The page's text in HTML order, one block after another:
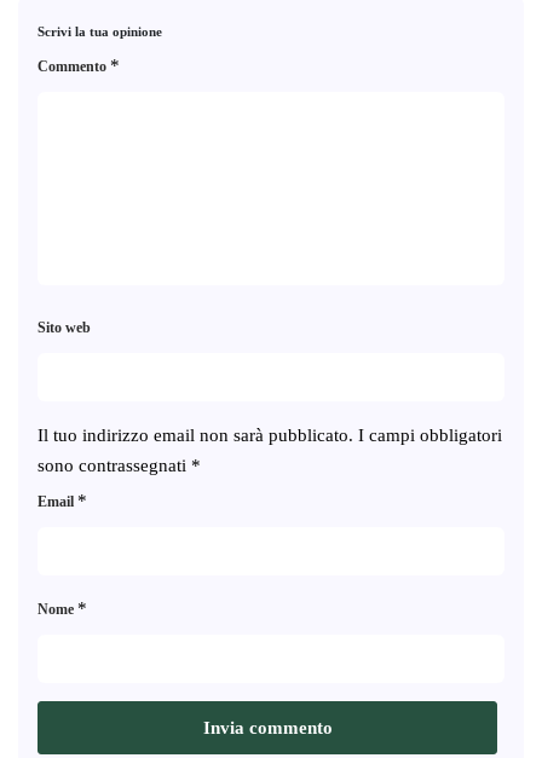
Scrivi la tua opinione
Il tuo indirizzo email non sarà pubblicato. I campi obbligatori
sono contrassegnati *
Commento *
Nome *
Email *
Sito web